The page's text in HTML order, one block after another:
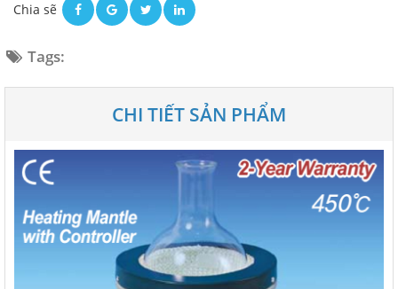
Chia sẽ
Tags:
CHI TIẾT SẢN PHẨM